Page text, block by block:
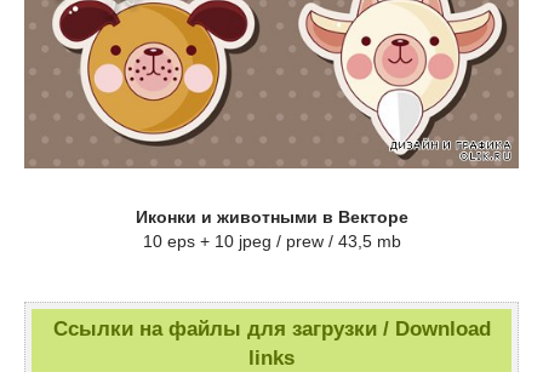
Иконки и животными в Векторе
10 eps + 10 jpeg / prew / 43,5 mb
Ссылки на файлы для загрузки / Download
links